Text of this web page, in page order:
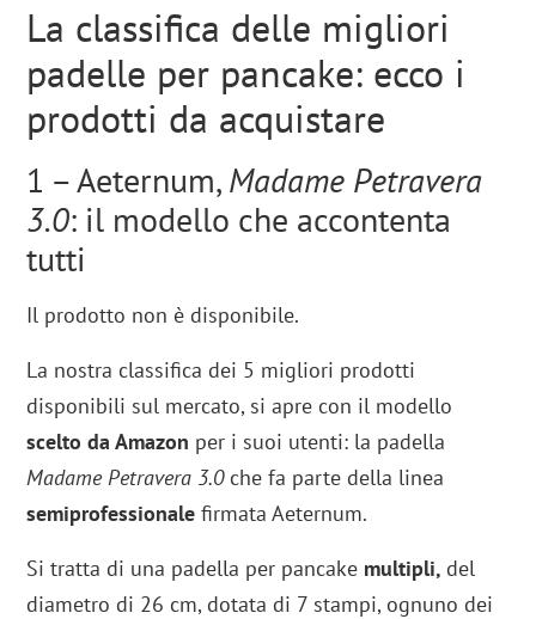
La classifica delle migliori
padelle per pancake: ecco i
prodotti da acquistare
1 – Aeternum,Madame Petravera
3.0: il modello che accontenta
tutti
Il prodotto non è disponibile.
La nostra classifica dei 5 migliori prodotti
disponibili sul mercato, si apre con il modello
scelto da Amazon per i suoi utenti: la padella
Madame Petravera 3.0che fa parte della linea
semiprofessionale firmata Aeternum.
Si tratta di una padella per pancake multipli, del
diametro di 26 cm, dotata di 7 stampi, ognuno dei